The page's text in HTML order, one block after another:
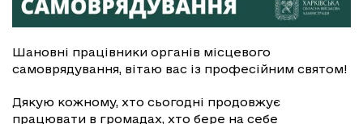
Шановні працівники органів місцевого
самоврядування, вітаю вас із професійним святом!
Дякую кожному, хто сьогодні продовжує
працювати в громадах, хто бере на себе